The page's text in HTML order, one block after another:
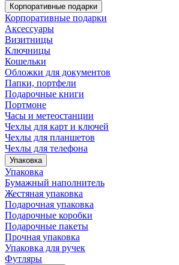
Корпоративные подарки
Корпоративные подарки
Аксессуары
Визитницы
Ключницы
Кошельки
Обложки для документов
Папки, портфели
Подарочные книги
Портмоне
Часы и метеостанции
Чехлы для карт и ключей
Чехлы для планшетов
Чехлы для телефона
Упаковка
Упаковка
Бумажный наполнитель
Жестяная упаковка
Подарочная упаковка
Подарочные коробки
Подарочные пакеты
Прочная упаковка
Упаковка для ручек
Футляры